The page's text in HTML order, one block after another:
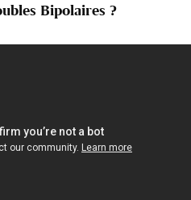
Bipolaires ?